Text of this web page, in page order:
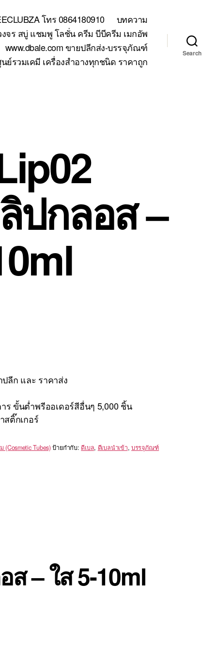
โทร 0864180910
บทความ
งจร สบู่ แชมพู โลชั่น ครีม บีบีครีม เมกอัพ
www.dbale.com ขายปลีกส่ง-บรรจุภัณฑ์
รวมเคมี เครื่องสำอางทุกชนิด ราคาถูก
Search
ปกลอส –
ลีก และ ราคาส่ง
ร ขั้นต่ำพรีออเดอร์สีอื่นๆ 5,000 ชิ้น
สติ๊กเกอร์
(Cosmetic Tubes) ป้ายกำกับ:ดีเบล, ดีเบลนำเข้า,บรรจุภัณฑ์
– ใส 5-10ml